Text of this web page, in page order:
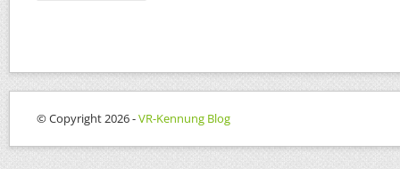
© Copyright 2026 -VR-Kennung Blog